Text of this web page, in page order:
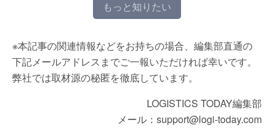
もっと知りたい
※本記事の関連情報などをお持ちの場合、編集部直通の
下記メールアドレスまでご一報いただければ幸いです。
弊社では取材源の秘匿を徹底しています。
LOGISTICS TODAY編集部
メール：support@logi-today.com